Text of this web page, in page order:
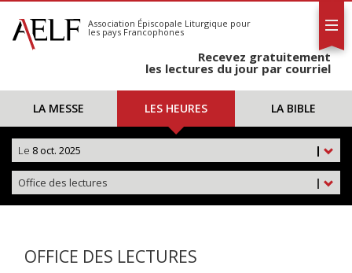
S'abonner
Calendrier
Association Épiscopale Liturgique pour
les pays Francophones
Recevez gratuitement
les lectures du jour par courriel
LA MESSE LES HEURES LA BIBLE
|
Le 8 oct. 2025
|
Office des lectures
OFFICE DES LECTURES